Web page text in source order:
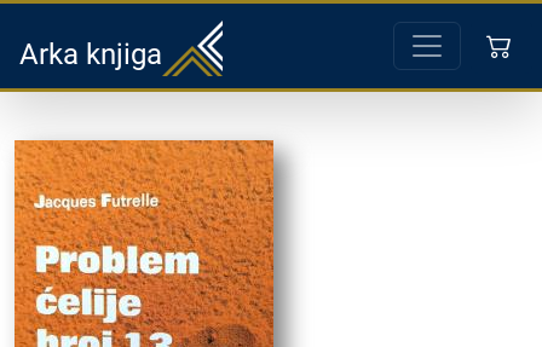
Arka knjiga